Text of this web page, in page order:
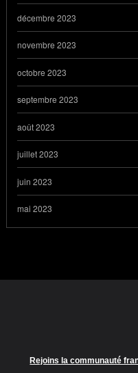
décembre 2023
novembre 2023
octobre 2023
septembre 2023
août 2023
juillet 2023
juin 2023
mai 2023
Rejoins la communauté